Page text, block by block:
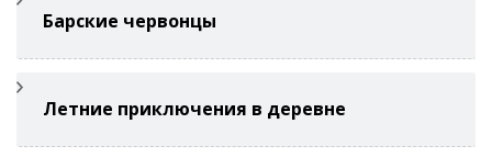
Барские червонцы
Летние приключения в деревне